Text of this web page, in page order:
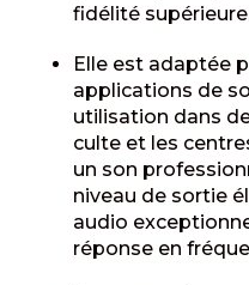
fidélité
Elle est adaptée
applications de
utilisation dans
culte et les
un son
niveau de sortie
audio
réponse en